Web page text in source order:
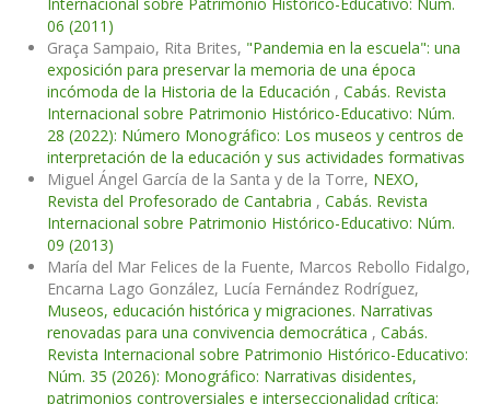
06 (2011)
Graça Sampaio, Rita Brites, "Pandemia en la escuela": una
exposición para preservar la memoria de una época
incómoda de la Historia de la Educación , Cabás. Revista
Internacional sobre Patrimonio Histórico-Educativo: Núm.
28 (2022): Número Monográfico: Los museos y centros de
interpretación de la educación y sus actividades formativas
Miguel Ángel García de la Santa y de la Torre, NEXO,
Revista del Profesorado de Cantabria , Cabás. Revista
Internacional sobre Patrimonio Histórico-Educativo: Núm.
09 (2013)
María del Mar Felices de la Fuente, Marcos Rebollo Fidalgo,
Encarna Lago González, Lucía Fernández Rodríguez,
Museos, educación histórica y migraciones. Narrativas
renovadas para una convivencia democrática , Cabás.
Revista Internacional sobre Patrimonio Histórico-Educativo:
Núm. 35 (2026): Monográfico: Narrativas disidentes,
patrimonios controversiales e interseccionalidad crítica: